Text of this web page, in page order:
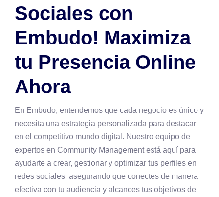
Sociales con
Embudo! Maximiza
tu Presencia Online
Ahora
En Embudo, entendemos que cada negocio es único y
necesita una estrategia personalizada para destacar
en el competitivo mundo digital. Nuestro equipo de
expertos en Community Management está aquí para
ayudarte a crear, gestionar y optimizar tus perfiles en
redes sociales, asegurando que conectes de manera
efectiva con tu audiencia y alcances tus objetivos de